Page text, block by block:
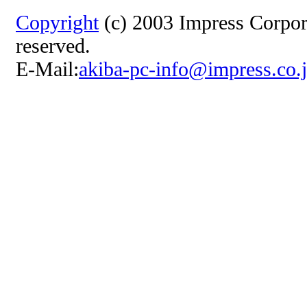
Copyright(c) 2003 Impress
reserved.
E-Mail:akiba-pc-